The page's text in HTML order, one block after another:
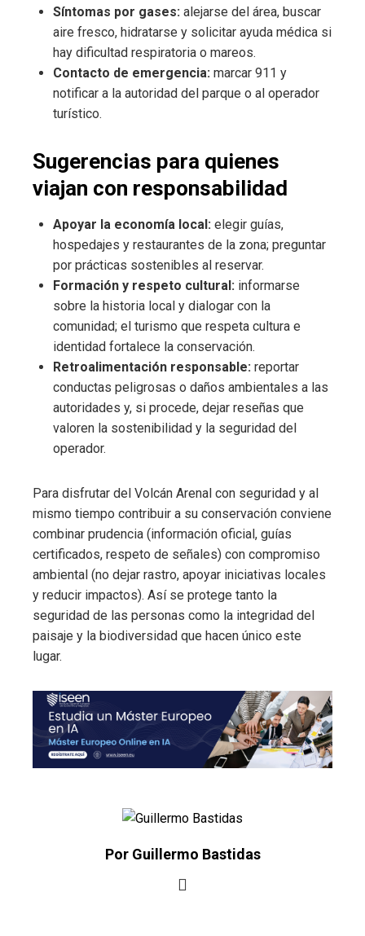
Síntomas por gases: alejarse del área, buscar
aire fresco, hidratarse y solicitar ayuda médica si
hay dificultad respiratoria o mareos.
Contacto de emergencia: marcar 911 y
notificar a la autoridad del parque o al operador
turístico.
Sugerencias para quienes
viajan con responsabilidad
Apoyar la economía local: elegir guías,
hospedajes y restaurantes de la zona; preguntar
por prácticas sostenibles al reservar.
Formación y respeto cultural: informarse
sobre la historia local y dialogar con la
comunidad; el turismo que respeta cultura e
identidad fortalece la conservación.
Retroalimentación responsable: reportar
conductas peligrosas o daños ambientales a las
autoridades y, si procede, dejar reseñas que
valoren la sostenibilidad y la seguridad del
operador.
Para disfrutar del Volcán Arenal con seguridad y al
mismo tiempo contribuir a su conservación conviene
combinar prudencia (información oficial, guías
certificados, respeto de señales) con compromiso
ambiental (no dejar rastro, apoyar iniciativas locales
y reducir impactos). Así se protege tanto la
seguridad de las personas como la integridad del
paisaje y la biodiversidad que hacen único este
lugar.
Por Guillermo Bastidas